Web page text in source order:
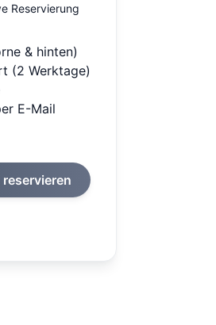
Reservierung
& hinten)
(2 Werktage)
E-Mail